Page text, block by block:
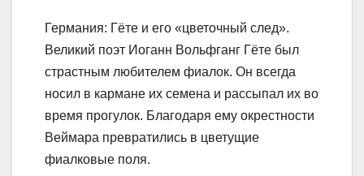
Германия: Гёте и его «цветочный след».
Великий поэт Иоганн Вольфганг Гёте был
страстным любителем фиалок. Он всегда
носил в кармане их семена и рассыпал их во
время прогулок. Благодаря ему окрестности
Веймара превратились в цветущие
фиалковые поля.